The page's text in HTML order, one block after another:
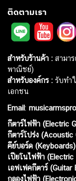
ติดตามเรา
สำหรับร้านค้า : สามา
พาณิชย์)
สำหรับองค์กร : รับทำ
เอกชน
Email:
กีตาร์ไฟฟ้า (Electric
กีตาร์โปร่ง (Acoustic
คีย์บอร์ด (Keyboards)
เปียโนไฟฟ้า (Electric
เอฟเฟคกีตาร์ (Guitar
กลองไฟฟ้า